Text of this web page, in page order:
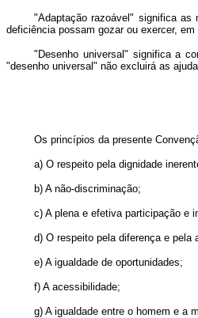
"Adaptação razoável" significa as
deficiência possam gozar ou exercer,
"Desenho universal" significa a
"desenho universal" não excluirá as
Os princípios da presente
a) O respeito pela dignidade
b) A não-discriminação;
c) A plena e efetiva participação e
d) O respeito pela diferença e pela
e) A igualdade de oportunidades;
f) A acessibilidade;
g) A igualdade entre o homem e a